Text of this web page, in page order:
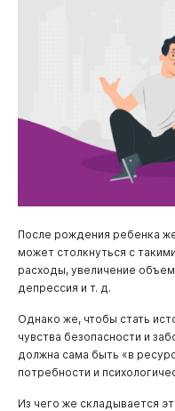
После рождения ребенка
может столкнуться с
расходы, увеличение
депрессия и т. д.
Однако же, чтобы стать
чувства безопасности и
должна сама быть «в
потребности и
Из чего же складывается